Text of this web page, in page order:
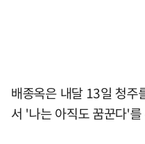
배종옥은 내달 13일 청주
서 '나는 아직도 꿈꾼다'